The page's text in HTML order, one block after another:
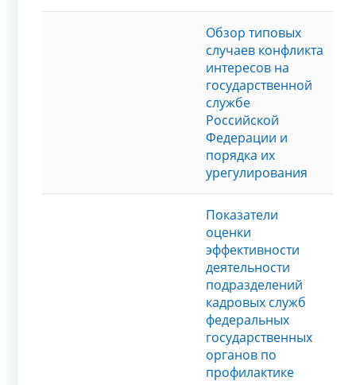
Обзор типовых
случаев конфликта
интересов на
государственной
службе
Российской
Федерации и
порядка их
урегулирования
Показатели
оценки
эффективности
деятельности
подразделений
кадровых служб
федеральных
государственных
органов по
профилактике